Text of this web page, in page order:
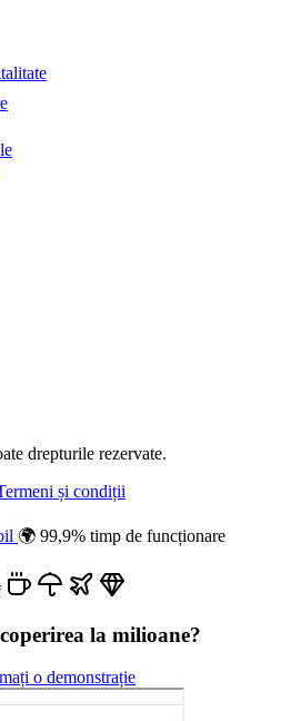
drepturile rezervate.
și condiții
🌍 99,9% timp de funcționare
la milioane?
o demonstrație